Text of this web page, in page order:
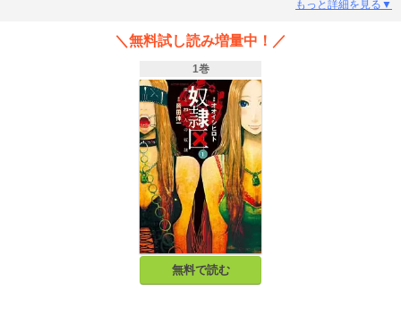
め、それぞれの目的のために壮絶なサバイバルゲームを開始した!!「E★エブリ
もっと詳細を見る▼
＼無料試し読み増量中！／
1巻
無料で読む